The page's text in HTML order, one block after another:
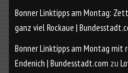
Bonner Linktipps am Montag:
ganz viel Rockaue |
Bonner Linktipps am Montag mit
Endenich | Bundesstadt.com zu